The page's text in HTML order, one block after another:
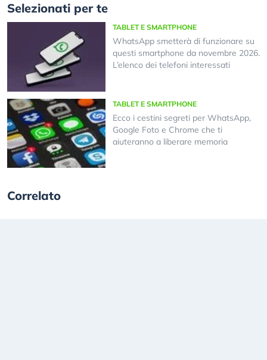
Selezionati per te
TABLET E SMARTPHONE
WhatsApp smetterà di funzionare su
questi smartphone da novembre 2026.
L’elenco dei telefoni interessati
TABLET E SMARTPHONE
Ecco i cestini segreti per WhatsApp,
Google Foto e Chrome che ti
aiuteranno a liberare memoria
Correlato